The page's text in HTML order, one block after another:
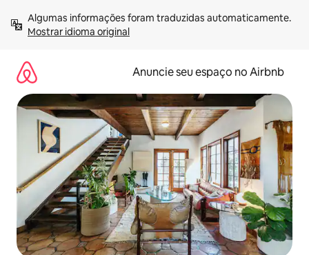
para
Mostrar idioma original
Anuncie seu espaço no Airbnb